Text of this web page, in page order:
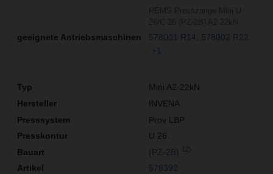
578001 R14
578002 R22
+1
Mini A2-22kN
INVENA
Prov LBP
U 26
(PZ-2B)
12)
578392